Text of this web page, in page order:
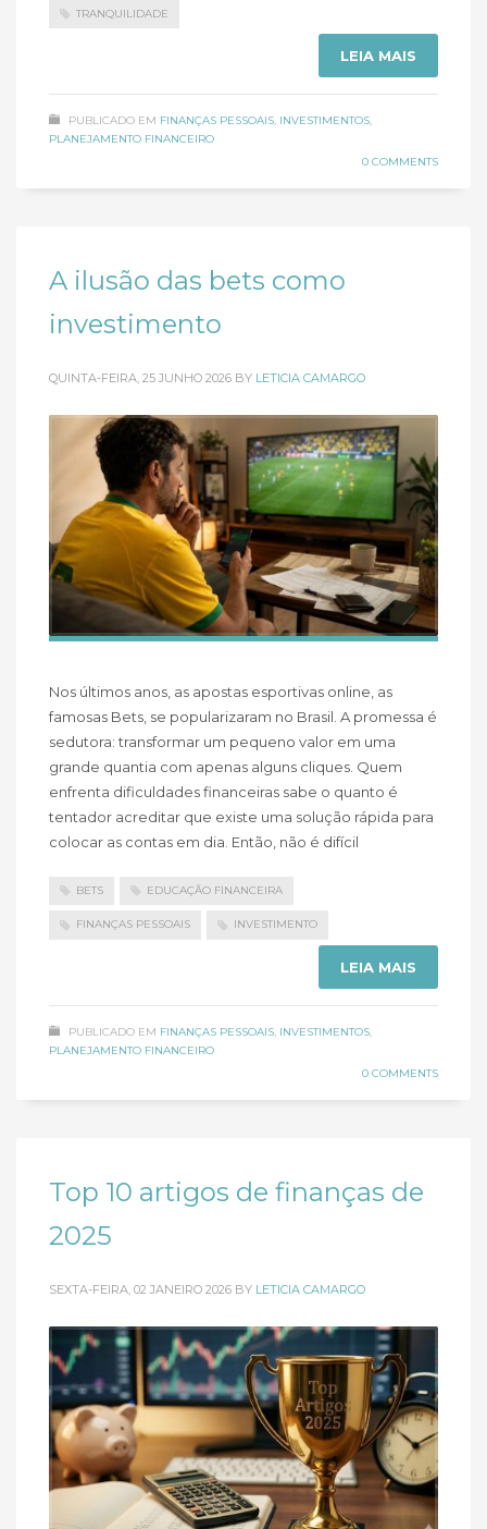
TRANQUILIDADE
LEIA MAIS
PUBLICADO EM FINANÇAS PESSOAIS, INVESTIMENTOS,
PLANEJAMENTO FINANCEIRO
0 COMMENTS
A ilusão das bets como
investimento
QUINTA-FEIRA, 25 JUNHO 2026 BY LETICIA CAMARGO
Nos últimos anos, as apostas esportivas online, as
famosas Bets, se popularizaram no Brasil. A promessa é
sedutora: transformar um pequeno valor em uma
grande quantia com apenas alguns cliques. Quem
enfrenta dificuldades financeiras sabe o quanto é
tentador acreditar que existe uma solução rápida para
colocar as contas em dia. Então, não é difícil
BETS EDUCAÇÃO FINANCEIRA
FINANÇAS PESSOAIS INVESTIMENTO
LEIA MAIS
PUBLICADO EM FINANÇAS PESSOAIS INVESTIMENTOS
PLANEJAMENTO FINANCEIRO
0 COMMENTS
Top 10 artigos de finanças de
2025
SEXTA-FEIRA, 02 JANEIRO 2026 BY LETICIA CAMARGO